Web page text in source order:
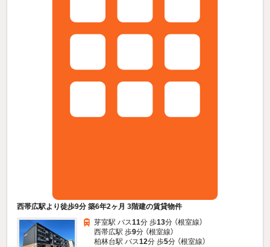
西帯広駅より徒歩9分 築6年2ヶ月 3階建の賃貸物件
芽室駅 バス11分 歩13分 （根室線）
西帯広駅 歩9分 （根室線）
柏林台駅 バス12分 歩5分 （根室線）